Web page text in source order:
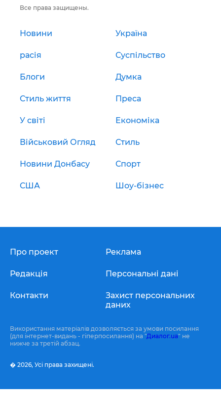
Все права защищены.
Новини Україна
расія Суспільство
Блоги Думка
Стиль життя Преса
У світі Економіка
Військовий Огляд Стиль
Новини Донбасу Спорт
США Шоу-бізнес
Про проект
Редакція
Контакти
Реклама
Персональні дані
Захист персональних
даних
Використання матеріалів дозволяється за умови посилання
(для інтернет-видань - гіперпосилання) на "Диалог.ua" не
нижче за третій абзац.
� 2026, Усі права захищені.